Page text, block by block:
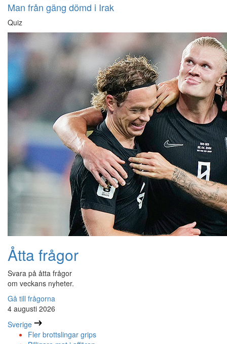
Man från gäng dömd i Irak
Quiz
Åtta frågor
Svara på åtta frågor
om veckans nyheter.
Gå till frågorna
4 augusti 2026
Sverige
Fler brottslingar grips